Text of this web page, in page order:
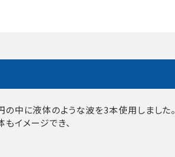
の中に液体のような波を3本使用しました。
イメージでき、